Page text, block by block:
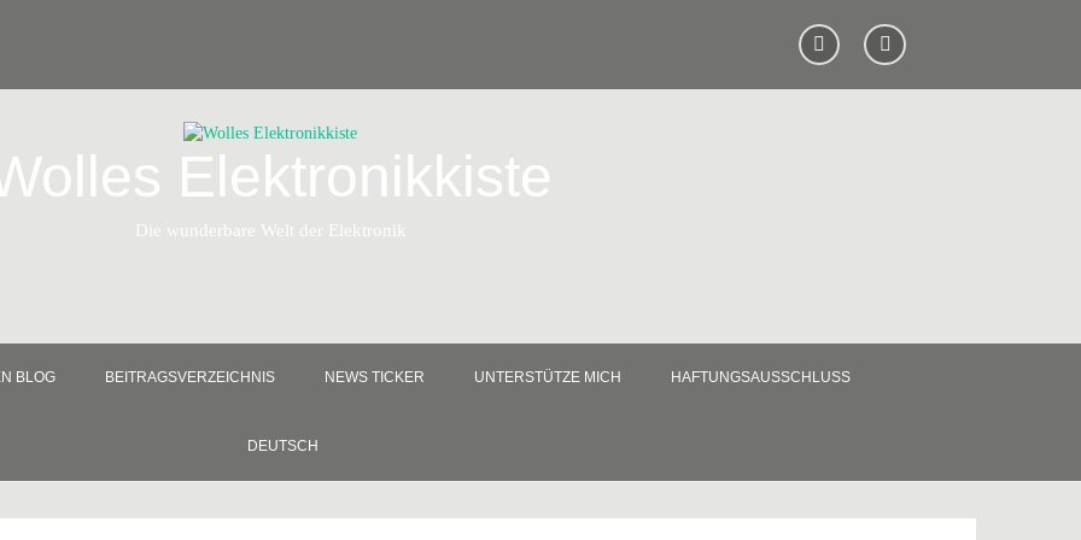
Elektronikkiste
Die wunderbare Welt der Elektronik
BLOG BEITRAGSVERZEICHNIS NEWS TICKER UNTERSTÜTZE MICH HAFTUNGSAUSSCHLUSS
DEUTSCH